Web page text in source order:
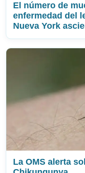
El número de
enfermedad del
Nueva York
La OMS alerta